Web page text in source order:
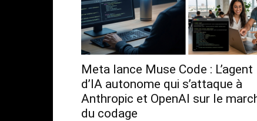
Meta lance Muse Code : L’agent
d’IA autonome qui s’attaque à
Anthropic et OpenAI sur le
du codage